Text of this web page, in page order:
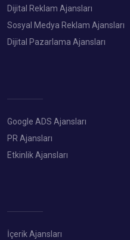
Dijital Reklam Ajansları
Sosyal Medya Reklam Ajansları
Dijital Pazarlama Ajansları
Google ADS Ajansları
PR Ajansları
Etkinlik Ajansları
İçerik Ajansları